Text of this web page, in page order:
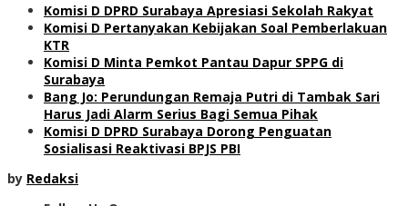
Komisi D DPRD Surabaya Apresiasi Sekolah Rakyat
Komisi D Pertanyakan Kebijakan Soal Pemberlakuan
KTR
Komisi D Minta Pemkot Pantau Dapur SPPG di
Surabaya
Bang Jo: Perundungan Remaja Putri di Tambak Sari
Harus Jadi Alarm Serius Bagi Semua Pihak
Komisi D DPRD Surabaya Dorong Penguatan
Sosialisasi Reaktivasi BPJS PBI
by Redaksi